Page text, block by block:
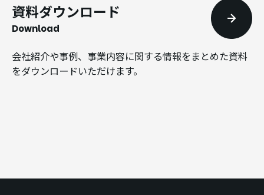
資料ダウンロード
Download
会社紹介や事例、事業内容に関する情報をまとめた資料
をダウンロードいただけます。